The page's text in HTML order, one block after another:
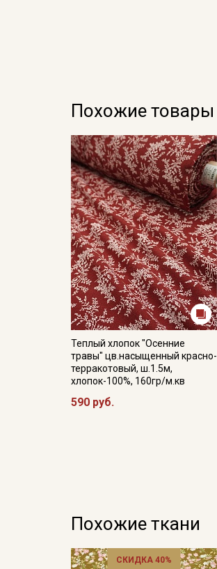
Похожие товары
Теплый хлопок "Осенние
травы" цв.насыщенный красно-
терракотовый, ш.1.5м,
хлопок-100%, 160гр/м.кв
590 руб.
Похожие ткани
СКИДКА 40%